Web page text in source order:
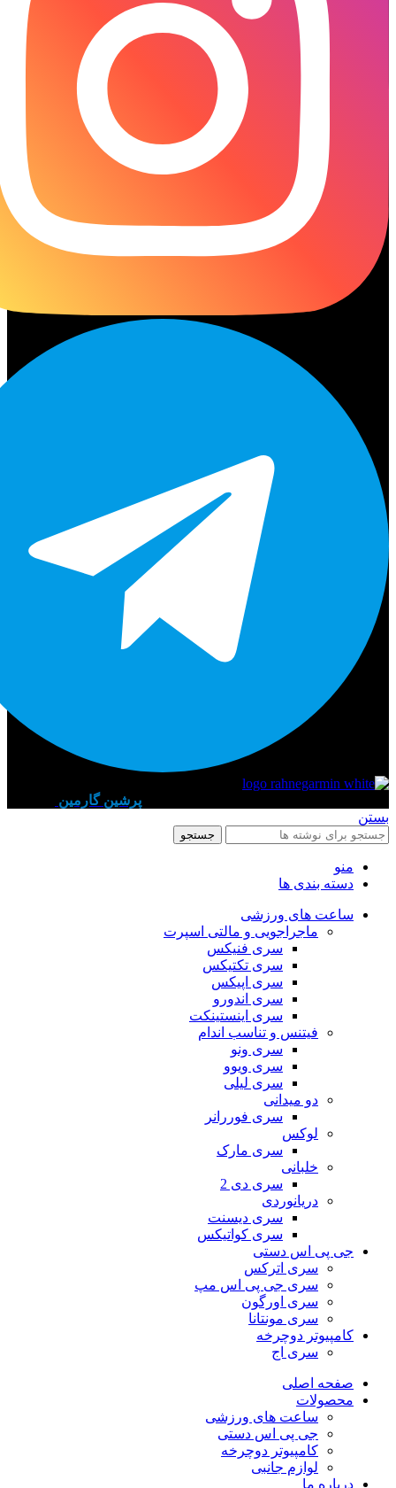
پرشین گارمین
بستن
جستجو
منو
دسته بندی ها
ساعت های ورزشی
ماجراجویی و مالتی اسپرت
سری فنیکس
سری تکتیکس
سری اپیکس
سری اندورو
سری اینستینکت
فیتنس و تناسب اندام
سری ونو
سری ویوو
سری لیلی
دو میدانی
سری فوررانر
لوکس
سری مارک
خلبانی
سری دی 2
دریانوردی
سری دیسنت
سری کواتیکس
جی پی اس دستی
سری اترکس
سری جی پی اس مپ
سری اورگون
سری مونتانا
کامپیوتر دوچرخه
سری اج
صفحه اصلی
محصولات
ساعت های ورزشی
جی پی اس دستی
کامپیوتر دوچرخه
لوازم جانبی
درباره ما